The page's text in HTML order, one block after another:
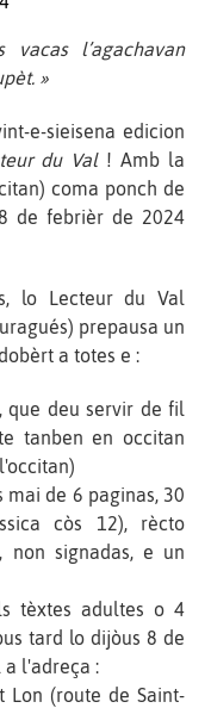
l’agachavan
»
e-sieisena edicion
du Val! Amb la
coma ponch de
de febrièr de 2024
lo Lecteur du Val
prepausa un
a totes e :
que deu servir de fil
tanben en occitan
mai de 6 paginas, 30
còs 12), rècto
non signadas, e un
tèxtes adultes o 4
tard lo dijòus 8 de
l'adreça :
Lon (route de Saint-